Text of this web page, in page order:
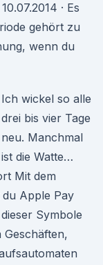
· Es
gehört zu
wenn du
Ich wickel so alle
drei bis vier Tage
neu. Manchmal
ist die Watte…
Mit dem
Apple Pay
Symbole
Geschäften,